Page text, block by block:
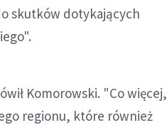
skutków dotykających
Komorowski. "Co więcej,
regionu, które również